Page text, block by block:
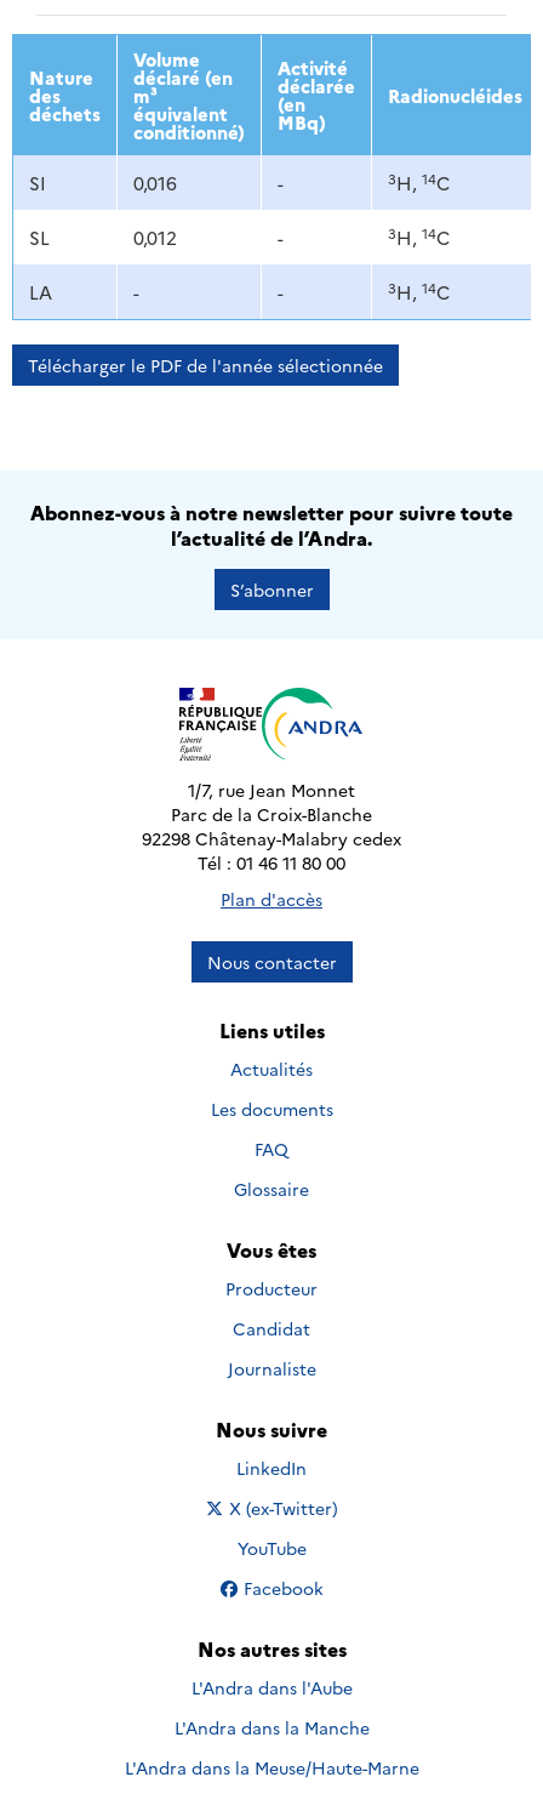
2013 2014 2015 2016
Nature
des
déchets
Volume
déclaré (en
m³
équivalent
conditionné)
Activité
déclarée
(en
MBq)
Radionucléides
SI 0,016 - 3H, 14C
SL 0,012 - 3H, 14C
LA - - 3H, 14C
Télécharger le PDF de l'année sélectionnée
Abonnez-vous à notre newsletter pour suivre toute
l’actualité de l’Andra.
S’abonner
1/7, rue Jean Monnet
Parc de la Croix-Blanche
92298 Châtenay-Malabry cedex
Tél : 01 46 11 80 00
Plan d'accès
Nous contacter
Liens utiles
Actualités
Les documents
FAQ
Glossaire
Vous êtes
Producteur
Candidat
Journaliste
Nous suivre
Nous suivre sur
LinkedIn
Nous suivre sur
X (ex-Twitter)
Nous suivre sur
YouTube
Nous suivre sur
Facebook
Nos autres sites
L'Andra dans l'Aube
L'Andra dans la Manche
L'Andra dans la Meuse/Haute-Marne